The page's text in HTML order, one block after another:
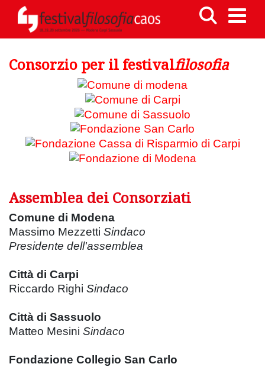
Consorzio per il festivalfilosofia
Assemblea dei Consorziati
Comune di Modena
Massimo Mezzetti Sindaco
Presidente dell'assemblea
Città di Carpi
Riccardo Righi Sindaco
Città di Sassuolo
Matteo Mesini Sindaco
Fondazione Collegio San Carlo